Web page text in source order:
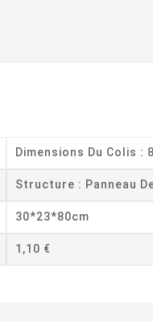
Dimensions Du Colis :
Structure : Panneau
30*23*80cm
1,10 €